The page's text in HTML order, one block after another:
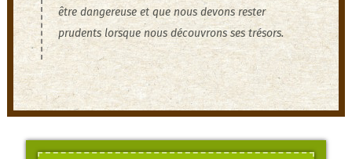
être dangereuse et que nous devons rester
prudents lorsque nous découvrons ses trésors.